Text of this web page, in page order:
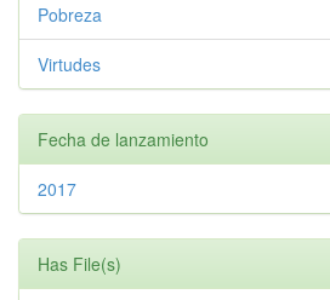
Pobreza
Virtudes
Fecha de lanzamiento
2017
Has File(s)